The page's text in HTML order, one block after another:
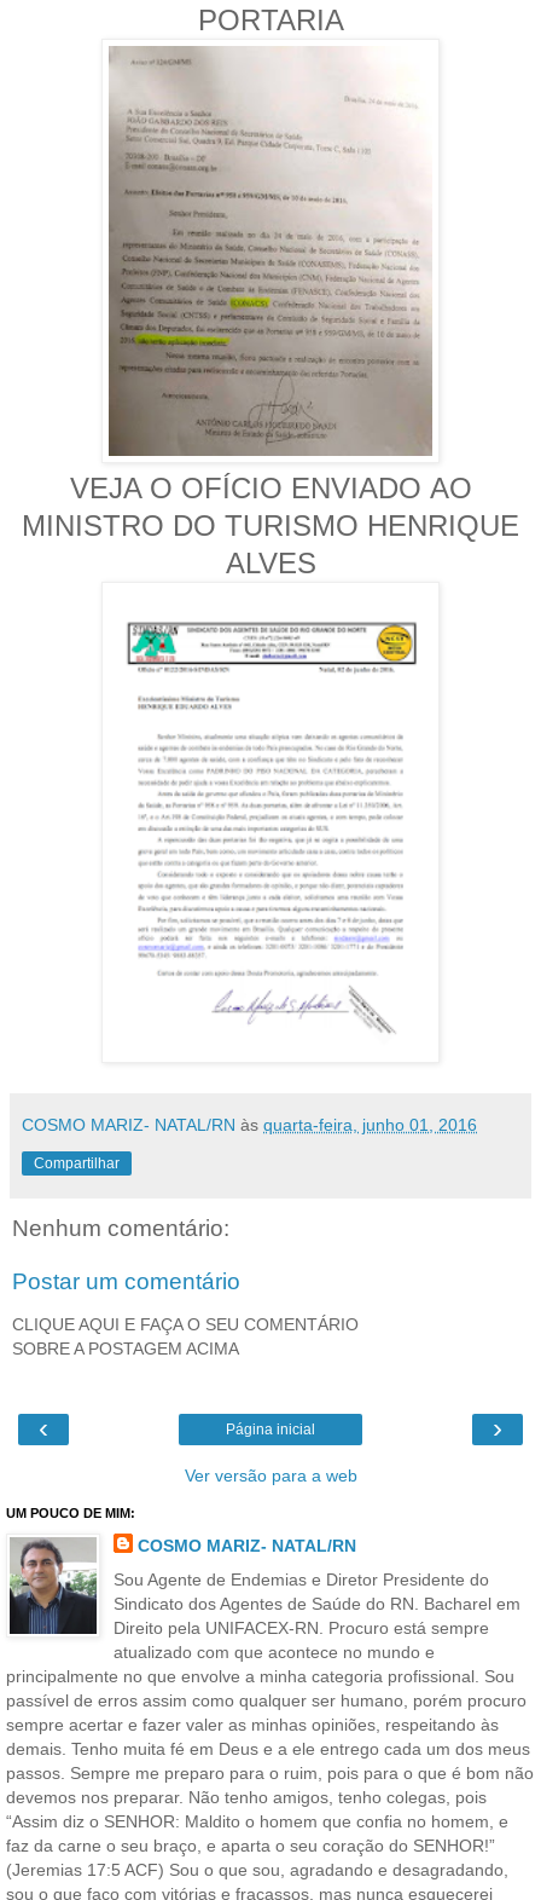
PORTARIA
VEJA O OFÍCIO ENVIADO AO
MINISTRO DO TURISMO HENRIQUE
ALVES
COSMO MARIZ- NATAL/RN às quarta-feira, junho 01, 2016
Compartilhar
Nenhum comentário:
Postar um comentário
CLIQUE AQUI E FAÇA O SEU COMENTÁRIO
SOBRE A POSTAGEM ACIMA
‹ ›
Página inicial
Ver versão para a web
UM POUCO DE MIM:
COSMO MARIZ- NATAL/RN
Sou Agente de Endemias e Diretor Presidente do
Sindicato dos Agentes de Saúde do RN. Bacharel em
Direito pela UNIFACEX-RN. Procuro está sempre
atualizado com que acontece no mundo e
principalmente no que envolve a minha categoria profissional. Sou
passível de erros assim como qualquer ser humano, porém procuro
sempre acertar e fazer valer as minhas opiniões, respeitando às
demais. Tenho muita fé em Deus e a ele entrego cada um dos meus
passos. Sempre me preparo para o ruim, pois para o que é bom não
devemos nos preparar. Não tenho amigos, tenho colegas, pois
“Assim diz o SENHOR: Maldito o homem que confia no homem, e
faz da carne o seu braço, e aparta o seu coração do SENHOR!”
(Jeremias 17:5 ACF) Sou o que sou, agradando e desagradando,
sou o que faço com vitórias e fracassos, mas nunca esquecerei